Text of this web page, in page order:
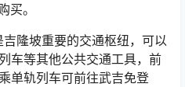
买。
隆坡重要的交通枢纽，可以
车等其他公共交通工具，前
单轨列车可前往武吉免登